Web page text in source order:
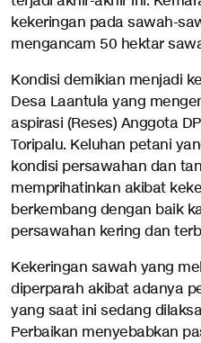
kekeringan pada sawah-
mengancam 50 hektar
Kondisi demikian menjadi
Desa Laantula yang
aspirasi (Reses) Anggota
Toripalu. Keluhan petani
kondisi persawahan dan
memprihatinkan akibat
berkembang dengan baik
persawahan kering dan
Kekeringan sawah yang
diperparah akibat adanya
yang saat ini sedang
Perbaikan menyebabkan